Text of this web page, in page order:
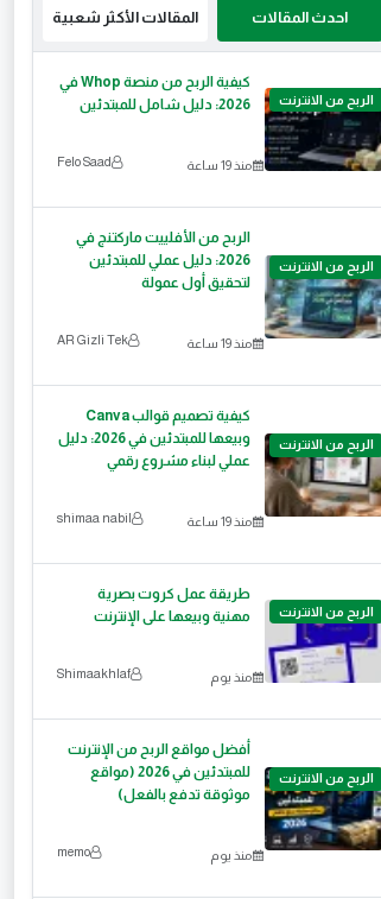
احدث المقالات المقالات الأكثر شعبية
الربح من الانترنت
كيفية الربح من منصة Whop في
2026: دليل شامل للمبتدئين
منذ 19 ساعة Felo Saad
الربح من الانترنت
الربح من الأفلييت ماركتنج في
2026: دليل عملي للمبتدئين
لتحقيق أول عمولة
منذ 19 ساعة AR Gizli Tek
الربح من الانترنت
كيفية تصميم قوالب Canva
وبيعها للمبتدئين في 2026: دليل
عملي لبناء مشروع رقمي
منذ 19 ساعة shimaa nabil
الربح من الانترنت
طريقة عمل كروت بصرية
مهنية وبيعها على الإنترنت
منذ يوم Shimaakhlaf
الربح من الانترنت
أفضل مواقع الربح من الإنترنت
للمبتدئين في 2026 (مواقع
موثوقة تدفع بالفعل)
منذ يوم memo